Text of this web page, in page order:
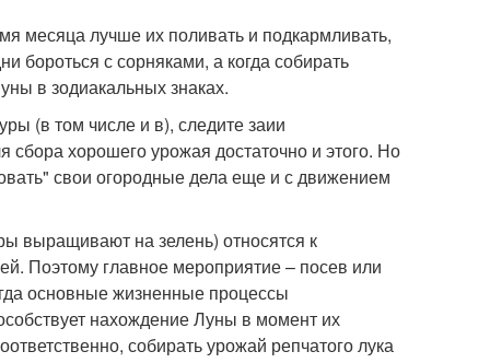
месяца лучше их поливать и подкармливать,
бороться с сорняками, а когда собирать
в зодиакальных знаках.
(в том числе и в), следите заии
хорошего урожая достаточно и этого. Но
свои огородные дела еще и с движением
выращивают на зелень) относятся к
Поэтому главное мероприятие – посев или
основные жизненные процессы
нахождение Луны в момент их
собирать урожай репчатого лука